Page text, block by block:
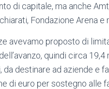
di capitale, ma anche
Fondazione Arena
avevamo proposto di
quindi circa
da destinare ad aziende e
di euro per sostegno alle